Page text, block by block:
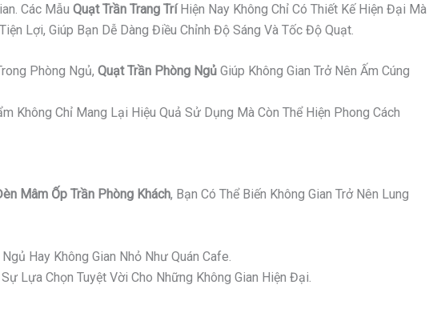
Các Mẫu Quạt Trần Trang TríHiện Nay Không Chỉ Có Thiết Kế Hiện Đại Mà
Lợi, Giúp Bạn Dễ Dàng Điều Chỉnh Độ Sáng Và Tốc Độ Quạt.
Phòng Ngủ, Quạt Trần Phòng Ngủ Giúp Không Gian Trở Nên Ấm Cúng
Không Chỉ Mang Lại Hiệu Quả Sử Dụng Mà Còn Thể Hiện Phong Cách
Mâm Ốp Trần Phòng Khách, Bạn Có Thể Biến Không Gian Trở Nên Lung
Hay Không Gian Nhỏ Như Quán Cafe.
Lựa Chọn Tuyệt Vời Cho Những Không Gian Hiện Đại.